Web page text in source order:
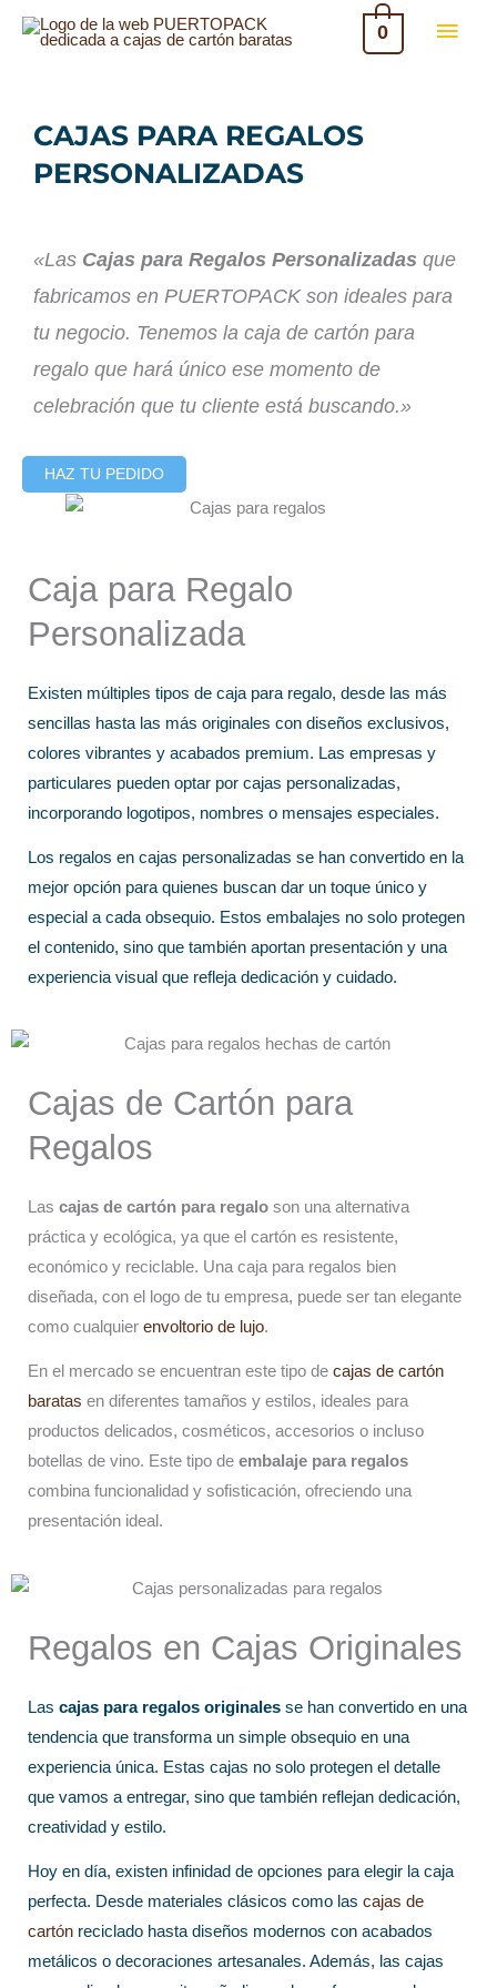
0
CAJAS PARA REGALOS
PERSONALIZADAS
«Las Cajas para Regalos Personalizadas que
fabricamos en PUERTOPACK son ideales para
tu negocio. Tenemos la caja de cartón para
regalo que hará único ese momento de
celebración que tu cliente está buscando.»
HAZ TU PEDIDO
Caja para Regalo
Personalizada
Existen múltiples tipos de caja para regalo, desde las más
sencillas hasta las más originales con diseños exclusivos,
colores vibrantes y acabados premium. Las empresas y
particulares pueden optar por cajas personalizadas,
incorporando logotipos, nombres o mensajes especiales.
Los regalos en cajas personalizadas se han convertido en la
mejor opción para quienes buscan dar un toque único y
especial a cada obsequio. Estos embalajes no solo protegen
el contenido, sino que también aportan presentación y una
experiencia visual que refleja dedicación y cuidado.
Cajas de Cartón para
Regalos
Las cajas de cartón para regalo son una alternativa
práctica y ecológica, ya que el cartón es resistente,
económico y reciclable. Una caja para regalos bien
diseñada, con el logo de tu empresa, puede ser tan elegante
como cualquier envoltorio de lujo.
En el mercado se encuentran este tipo de cajas de cartón
baratas en diferentes tamaños y estilos, ideales para
productos delicados, cosméticos, accesorios o incluso
botellas de vino. Este tipo de embalaje para regalos
combina funcionalidad y sofisticación, ofreciendo una
presentación ideal.
Regalos en Cajas Originales
Las cajas para regalos originales se han convertido en una
tendencia que transforma un simple obsequio en una
experiencia única. Estas cajas no solo protegen el detalle
que vamos a entregar, sino que también reflejan dedicación,
creatividad y estilo.
Hoy en día, existen infinidad de opciones para elegir la caja
perfecta. Desde materiales clásicos como las cajas de
cartón reciclado hasta diseños modernos con acabados
metálicos o decoraciones artesanales. Además, las cajas